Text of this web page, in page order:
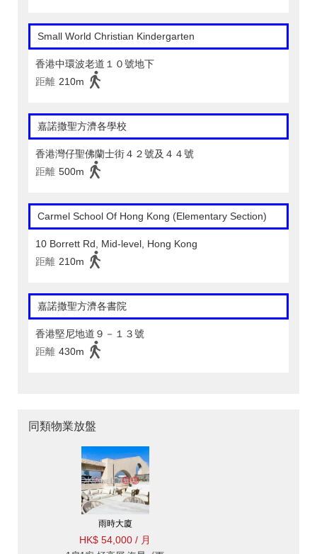
Small World Christian Kindergarten
香港中環波老道１０號地下
距離 210m
嘉諾撒聖方濟各學校
香港灣仔聖佛蘭士街４２號及４４號
距離 500m
Carmel School Of Hong Kong (Elementary Section)
10 Borrett Rd, Mid-level, Hong Kong
距離 210m
嘉諾撒聖方濟各書院
香港堅尼地道９－１３號
距離 430m
同類物業放盤
雨時大廈
HK$ 54,000 / 月